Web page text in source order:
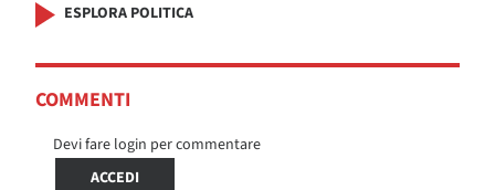
ESPLORA POLITICA
COMMENTI
Devi fare login per commentare
ACCEDI